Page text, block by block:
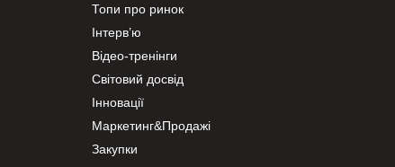
Топи про ринок
Інтерв’ю
Відео-тренінги
Світовий досвід
Інновації
Маркетинг&Продажі
Закупки